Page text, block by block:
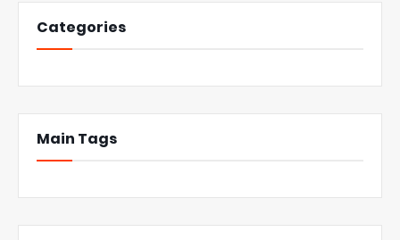
Categories
Main Tags